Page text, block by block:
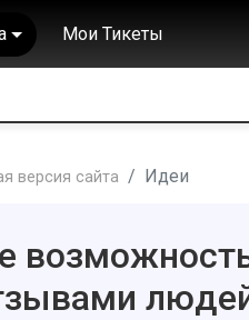
Мои Тикеты
версия сайта Идеи